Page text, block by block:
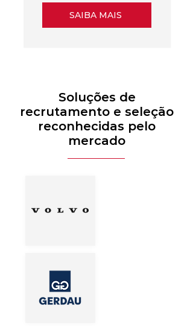
SAIBA MAIS
Soluções de
recrutamento e seleção
reconhecidas pelo
mercado